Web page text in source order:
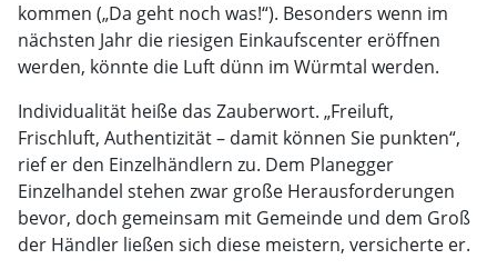
kommen („Da geht noch was!“). Besonders wenn im
nächsten Jahr die riesigen Einkaufscenter eröffnen
werden, könnte die Luft dünn im Würmtal werden.
Individualität heiße das Zauberwort. „Freiluft,
Frischluft, Authentizität – damit können Sie punkten“,
rief er den Einzelhändlern zu. Dem Planegger
Einzelhandel stehen zwar große Herausforderungen
bevor, doch gemeinsam mit Gemeinde und dem Groß
der Händler ließen sich diese meistern, versicherte er.